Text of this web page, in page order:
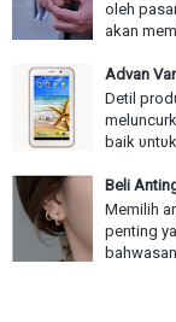
oleh
akan
Advan
Detil
baik
Beli
Memilih
penting